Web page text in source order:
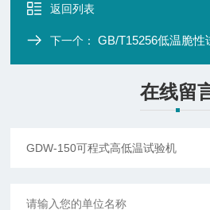
返回列表
下一个：GB/T15256低温脆
在线留